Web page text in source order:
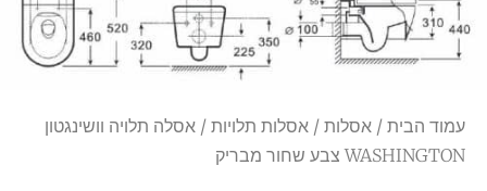
עמוד הבית / אסלות / אסלות תלויות / אסלה תלויה וושינגטון
WASHINGTON צבע שחור מבריק